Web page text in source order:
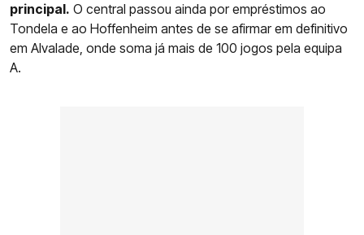
principal. O central passou ainda por empréstimos ao
Tondela e ao Hoffenheim antes de se afirmar em definitivo
em Alvalade, onde soma já mais de 100 jogos pela equipa
A.